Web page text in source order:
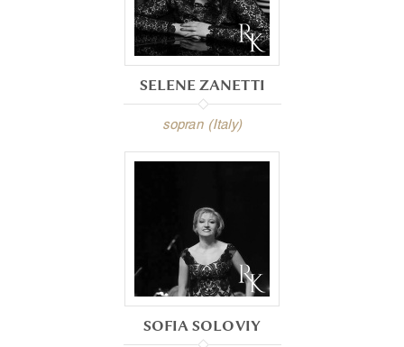
SELENE ZANETTI
sopran (Italy)
SOFIA SOLOVIY